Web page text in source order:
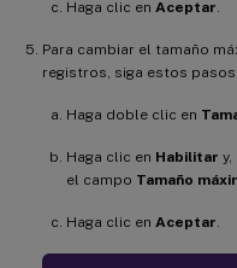
Haga clic en Aceptar
Para cambiar el tamaño
registros, siga estos pasos:
Haga doble clic en
Haga clic en Habilitar
el campo Tamaño
Haga clic en Aceptar